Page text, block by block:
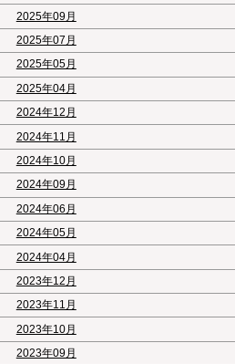
2025年09月
2025年07月
2025年05月
2025年04月
2024年12月
2024年11月
2024年10月
2024年09月
2024年06月
2024年05月
2024年04月
2023年12月
2023年11月
2023年10月
2023年09月